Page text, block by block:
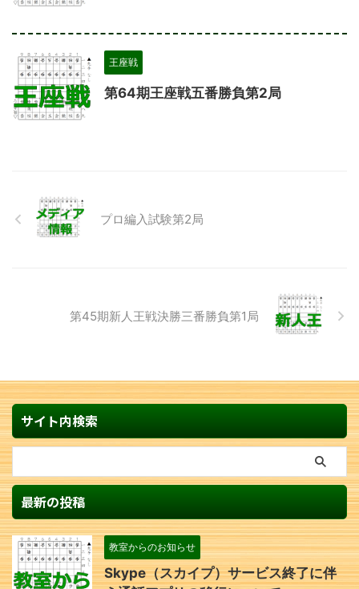
王座戦
第64期王座戦五番勝負第2局
プロ編入試験第2局
第45期新人王戦決勝三番勝負第1局
サイト内検索
最新の投稿
教室からのお知らせ
Skype（スカイプ）サービス終了に伴